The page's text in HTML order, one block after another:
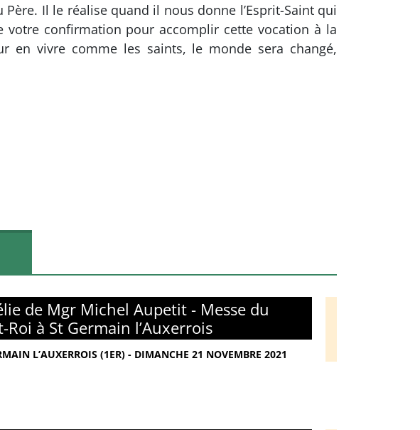
Il le réalise quand il nous donne l’Esprit-Saint qui
votre confirmation pour accomplir cette vocation à la
en vivre comme les saints, le monde sera changé,
de Mgr Michel Aupetit - Messe du
Roi à St Germain l’Auxerrois
L’AUXERROIS (1ER) - DIMANCHE 21 NOVEMBRE 2021